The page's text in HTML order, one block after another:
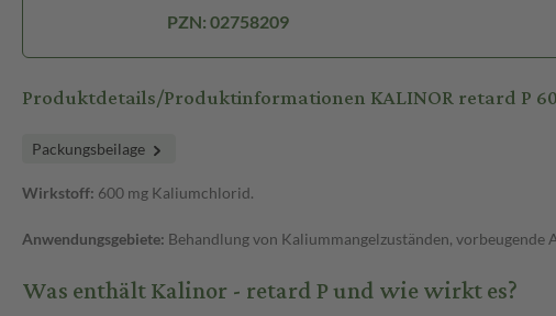
PZN: 02758209
Produktdetails/Produktinformationen KALINOR retard P
Packungsbeilage
Wirkstoff: 600 mg Kaliumchlorid.
Anwendungsgebiete: Behandlung von Kaliummangelzuständen,
Was enthält Kalinor - retard P und wie wirkt es?